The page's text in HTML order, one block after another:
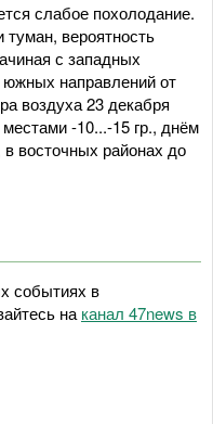
слабое похолодание.
вероятность
с западных
направлений от
воздуха 23 декабря
-10...-15 гр., днём
восточных районах до
событиях в
на канал 47news в